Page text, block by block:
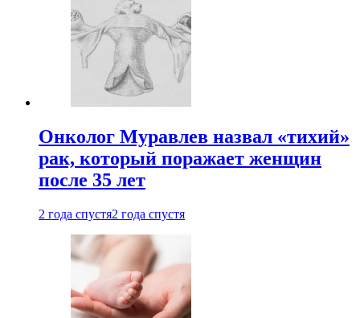
Онколог Муравлев назвал «тихий»
рак, который поражает женщин
после 35 лет
2 года спустя2 года спустя